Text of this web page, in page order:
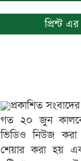
প্রিন্ট
প্রকাশিত
গত ২০ জুন
ভিডিও নিউজ
শেয়ার করা হয়